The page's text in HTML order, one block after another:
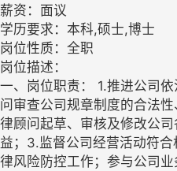
薪资：面议
学历要求：本科,硕士,博士
岗位性质：全职
岗位描述：
一、岗位职责： 1.推进公司
问审查公司规章制度的合法
律顾问起草、审核及修改公
益；3.监督公司经营活动符
律风险防控工作；参与公司